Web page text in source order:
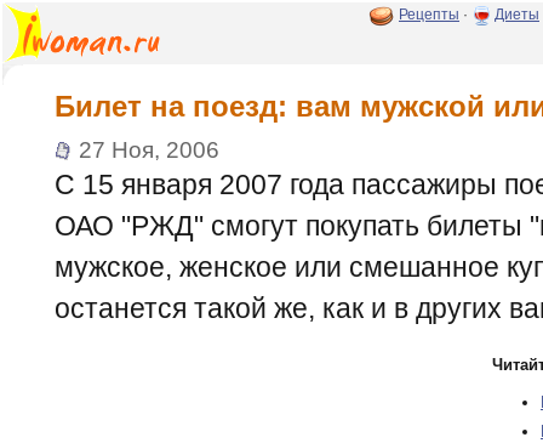
Рецепты · Диеты
Билет на поезд: вам мужской
27 Ноя, 2006
С 15 января 2007 года пассажиры
ОАО "РЖД" смогут покупать билеты
мужское, женское или смешанное
останется такой же, как и в других